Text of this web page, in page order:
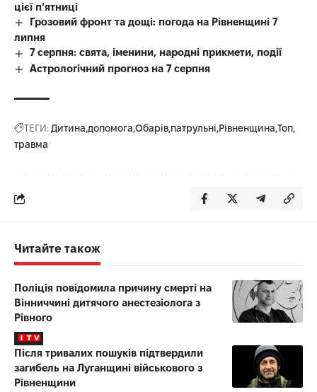
цієї п’ятниці
Грозовий фронт та дощі: погода на Рівненщині 7
липня
7 серпня: свята, іменини, народні прикмети, події
Астрологічний прогноз на 7 серпня
ТЕГИ: Дитина допомога Обарів патрульні Рівненщина Топ
травма
Читайте також
Поліція повідомила причину смерті на
Вінниччині дитячого анестезіолога з
Рівного
Після тривалих пошуків підтвердили
загибель на Луганщині військового з
Рівненщини